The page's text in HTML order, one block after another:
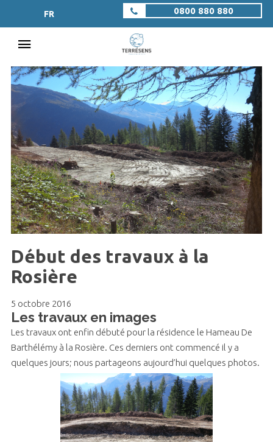
FR 0800 880 880
Début des travaux à la
Rosière
5 octobre 2016
Les travaux en images
Les travaux ont enfin débuté pour la résidence le Hameau De
Barthélémy à la Rosière. Ces derniers ont commencé il y a
quelques jours; nous partageons aujourd’hui quelques photos.